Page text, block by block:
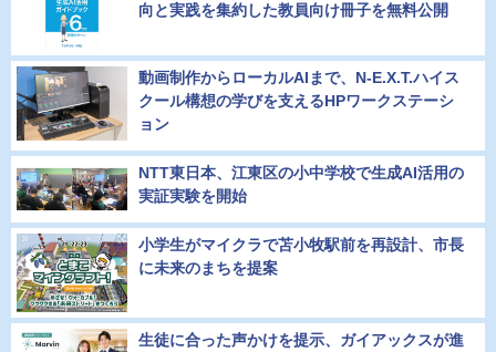
向と実践を集約した教員向け冊子を無料公開
動画制作からローカルAIまで、N-E.X.T.ハイス
クール構想の学びを支えるHPワークステーシ
ョン
NTT東日本、江東区の小中学校で生成AI活用の
実証実験を開始
小学生がマイクラで苫小牧駅前を再設計、市長
に未来のまちを提案
生徒に合った声かけを提示、ガイアックスが進